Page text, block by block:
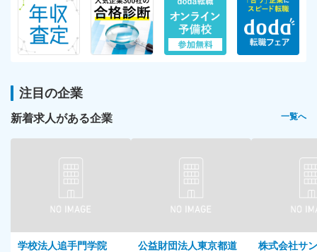
注目の企業
新着求人がある企業 一覧へ
学校法人追手門学院
公益財団法人東京都道
株式会社サ